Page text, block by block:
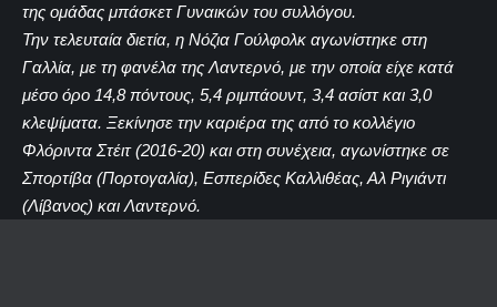
της ομάδας μπάσκετ Γυναικών του συλλόγου.
Την τελευταία διετία, η Νόζια Γούλφολκ αγωνίστηκε στη
Γαλλία, με τη φανέλα της Λαντερνό, με την οποία είχε κατά
μέσο όρο 14,8 πόντους, 5,4 ριμπάουντ, 3,4 ασίστ και 3,0
κλεψίματα. Ξεκίνησε την καριέρα της από το κολλέγιο
Φλόριντα Στέιτ (2016-20) και στη συνέχεια, αγωνίστηκε σε
Σπορτίβα (Πορτογαλία), Εσπερίδες Καλλιθέας, Αλ Ριγιάντι
(Λίβανος) και Λαντερνό.